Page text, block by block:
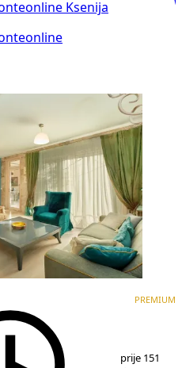
Ksenija
PREMIUM
prije 151